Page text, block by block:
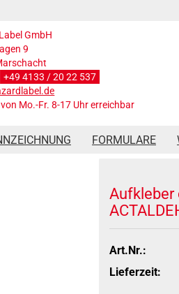
GmbH
9
+49 4133 / 20 22 537
Mo.-Fr. 8-17 Uhr erreichbar
FORMULARE
Art.Nr.:
Lieferzeit: